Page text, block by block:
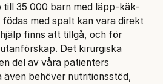
till 35 000 barn med läpp-käk-
med spalt kan vara direkt
finns att tillgå, och för
Det kirurgiska
del av våra patienters
även behöver nutritionsstöd,